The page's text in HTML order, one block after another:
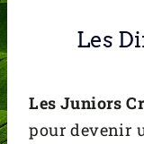
Les
Les Juniors
pour devenir